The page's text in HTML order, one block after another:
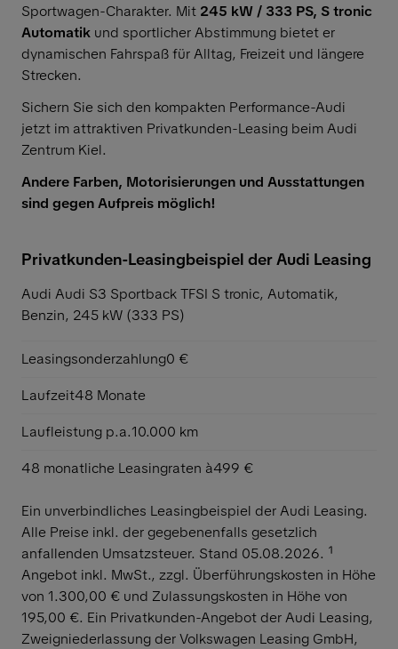
Sportwagen-Charakter. Mit 245 kW / 333 PS, S tronic
Automatik und sportlicher Abstimmung bietet er
dynamischen Fahrspaß für Alltag, Freizeit und längere
Strecken.
Sichern Sie sich den kompakten Performance-Audi
jetzt im attraktiven Privatkunden-Leasing beim Audi
Zentrum Kiel.
Andere Farben, Motorisierungen und Ausstattungen
sind gegen Aufpreis möglich!
Privatkunden-Leasingbeispiel der Audi Leasing
Audi Audi S3 Sportback TFSI S tronic, Automatik,
Benzin, 245 kW (333 PS)
Leasingsonderzahlung0 €
Laufzeit48 Monate
Laufleistung p.a.10.000 km
48 monatliche Leasingraten à499 €
Ein unverbindliches Leasingbeispiel der Audi Leasing.
Alle Preise inkl. der gegebenenfalls gesetzlich
anfallenden Umsatzsteuer. Stand 05.08.2026. ¹
Angebot inkl. MwSt., zzgl. Überführungskosten in Höhe
von 1.300,00 € und Zulassungskosten in Höhe von
195,00 €. Ein Privatkunden-Angebot der Audi Leasing,
Zweigniederlassung der Volkswagen Leasing GmbH,